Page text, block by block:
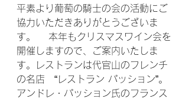
平素より葡萄の騎士の会の活動にご
協力いただきありがとうございま
す。 　本年もクリスマスワイン会を
開催しますので、ご案内いたしま
す。レストランは代官山のフレンチ
の名店　“レストラン パッション”。
アンドレ・パッション氏のフランス